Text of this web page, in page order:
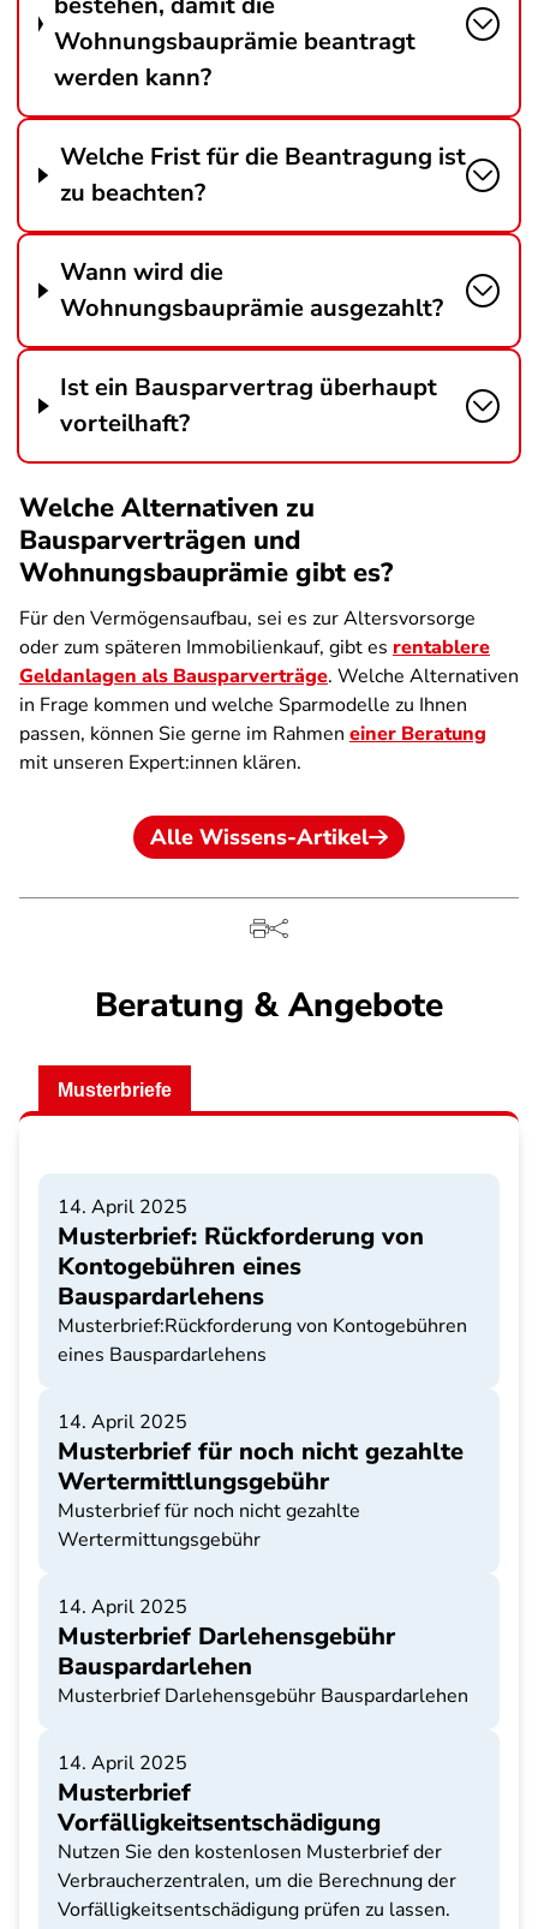
Wohnungsbauprämie beantragt
werden kann?
Welche Frist für die Beantragung ist
zu beachten?
Wann wird die
Wohnungsbauprämie ausgezahlt?
Ist ein Bausparvertrag überhaupt
vorteilhaft?
Welche Alternativen zu
Bausparverträgen und
Wohnungsbauprämie gibt es?
Für den Vermögensaufbau, sei es zur Altersvorsorge
oder zum späteren Immobilienkauf, gibt es rentablere
Geldanlagen als Bausparverträge. Welche Alternativen
in Frage kommen und welche Sparmodelle zu Ihnen
passen, können Sie gerne im Rahmen einer Beratung
mit unseren Expert:innen klären.
Alle Wissens-Artikel
Beratung & Angebote
Musterbriefe
14. April 2025
Musterbrief: Rückforderung von
Kontogebühren eines
Bauspardarlehens
Musterbrief:Rückforderung von Kontogebühren
eines Bauspardarlehens
14. April 2025
Musterbrief für noch nicht gezahlte
Wertermittlungsgebühr
Musterbrief für noch nicht gezahlte
Wertermittungsgebühr
14. April 2025
Musterbrief Darlehensgebühr
Bauspardarlehen
Musterbrief Darlehensgebühr Bauspardarlehen
14. April 2025
Musterbrief
Vorfälligkeitsentschädigung
Nutzen Sie den kostenlosen Musterbrief der
Verbraucherzentralen, um die Berechnung der
Vorfälligkeitsentschädigung prüfen zu lassen.